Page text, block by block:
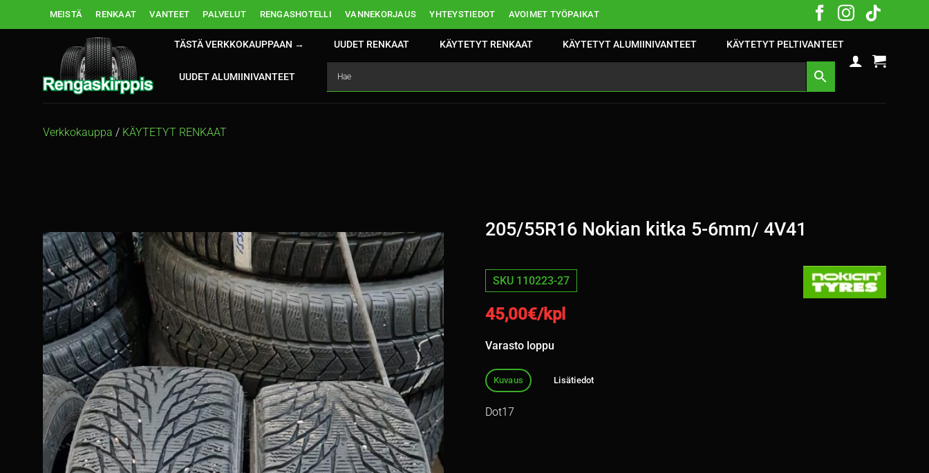
MEISTÄ RENKAAT VANTEET PALVELUT RENGASHOTELLI VANNEKORJAUS YHTEYSTIEDOT AVOIMET TYÖPAIKAT
TÄSTÄ VERKKOKAUPPAAN → UUDET RENKAAT KÄYTETYT RENKAAT KÄYTETYT ALUMIINIVANTEET KÄYTETYT PELTIVANTEET
UUDET ALUMIINIVANTEET
Verkkokauppa / KÄYTETYT RENKAAT
205/55R16 Nokian kitka 5-6mm/ 4V41
SKU 110223-27
45,00€/kpl
Varasto loppu
Kuvaus Lisätiedot
Dot17